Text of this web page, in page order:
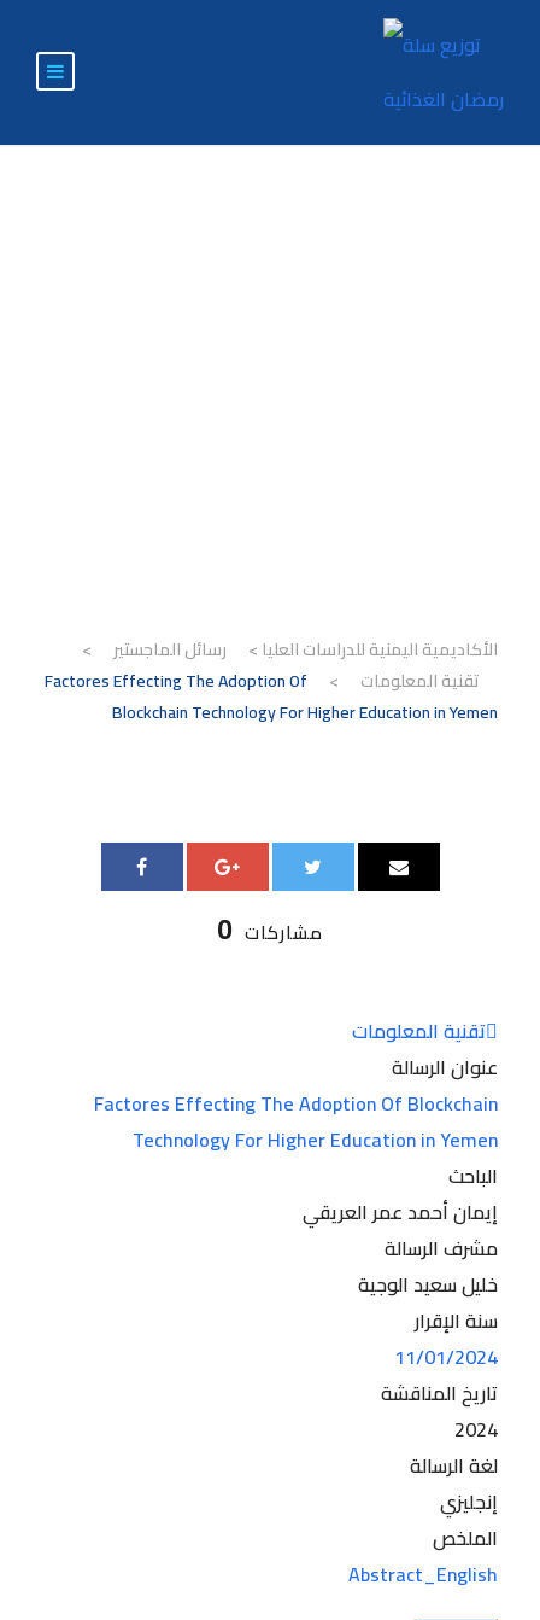
الأكاديمية اليمنية للدراسات العليا > رسائل الماجستير
>
تقنية المعلومات
>
Factores Effecting The Adoption Of
Blockchain Technology For Higher Education in Yemen
0 مشاركات
تقنية المعلومات
عنوان الرسالة
Factores Effecting The Adoption Of Blockchain
Technology For Higher Education in Yemen
الباحث
إيمان أحمد عمر العريقي
مشرف الرسالة
خليل سعيد الوجية
سنة الإقرار
11/01/2024
تاريخ المناقشة
2024
لغة الرسالة
إنجليزي
الملخص
Abstract_English